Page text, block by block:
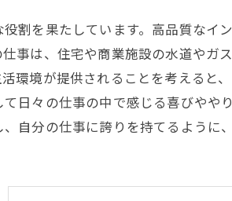
割を果たしています。高品質なイ
事は、住宅や商業施設の水道や
環境が提供されることを考えると
日々の仕事の中で感じる喜びや
自分の仕事に誇りを持てるように